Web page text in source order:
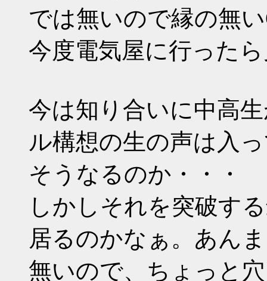
では無いので縁の無
今度電気屋に行った
今は知り合いに中高
ル構想の生の声は入
そうなるのか・・・
しかしそれを突破す
居るのかなぁ。あん
無いので、ちょっと